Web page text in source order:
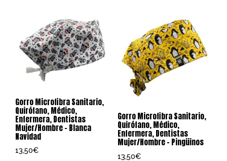
Gorro Microfibra Sanitario,
Quirófano, Médico,
Enfermera, Dentistas
Mujer/Hombre – Blanca
Navidad
13,50€
Gorro Microfibra Sanitario,
Quirófano, Médico,
Enfermera, Dentistas
Mujer/Hombre – Pingüinos
13,50€